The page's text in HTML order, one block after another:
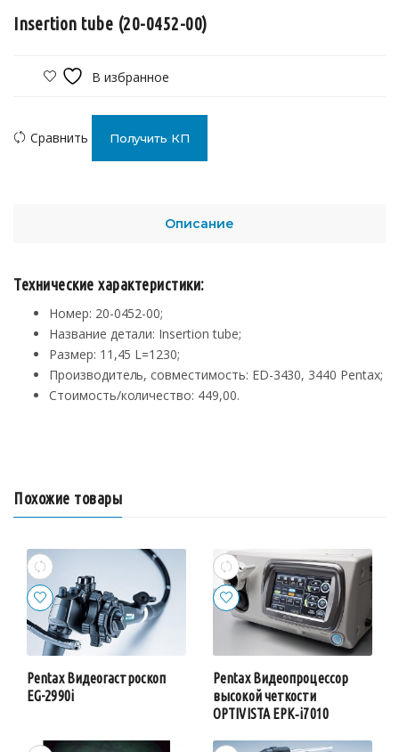
Insertion tube (20-0452-00)
В избранное
Сравнить Получить КП
Описание
Технические характеристики:
Номер: 20-0452-00;
Название детали: Insertion tube;
Размер: 11,45 L=1230;
Производитель, совместимость: ED-3430, 3440 Pentax;
Стоимость/количество: 449,00.
Похожие товары
Pentax Видеогастроскоп
EG-2990i
Pentax Видеопроцессор
высокой четкости
OPTIVISTA EPK‑i7010